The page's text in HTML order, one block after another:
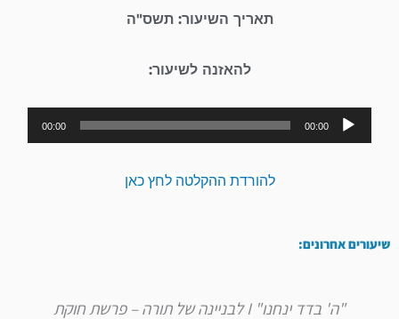
תאריך השיעור: תשס"ה
להאזנה לשיעור:
נגן
אודיו
00:00
00:00
להורדת ההקלטה לחץ כאן
שיעורים אחרונים:
"ה' בדד ינחנו" I לבניינה של תורה – פרשת חוקת